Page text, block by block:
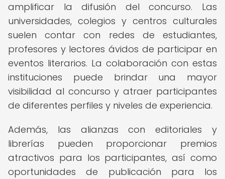
amplificar la difusión del concurso. Las
universidades, colegios y centros culturales
suelen contar con redes de estudiantes,
profesores y lectores ávidos de participar en
eventos literarios. La colaboración con estas
instituciones puede brindar una mayor
visibilidad al concurso y atraer participantes
de diferentes perfiles y niveles de experiencia.
Además, las alianzas con editoriales y
librerías pueden proporcionar premios
atractivos para los participantes, así como
oportunidades de publicación para los